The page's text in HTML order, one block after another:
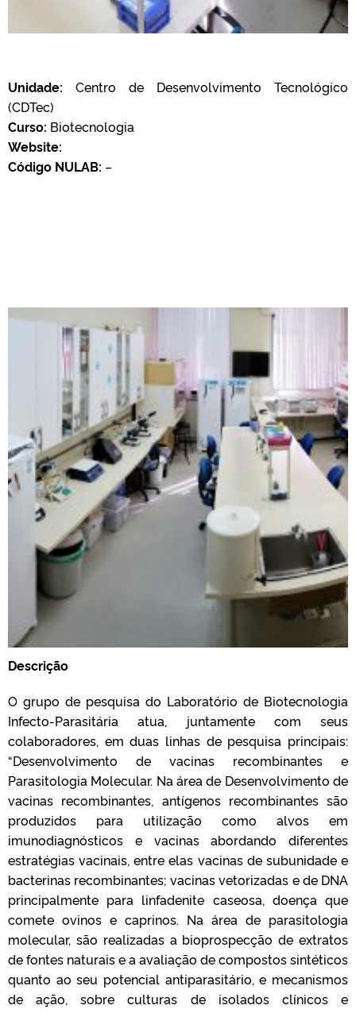
Unidade: Centro de Desenvolvimento Tecnológico
(CDTec)
Curso: Biotecnologia
Website:
Código NULAB: –
Descrição
O grupo de pesquisa do Laboratório de Biotecnologia
Infecto-Parasitária atua, juntamente com seus
colaboradores, em duas linhas de pesquisa principais:
“Desenvolvimento de vacinas recombinantes e
Parasitologia Molecular. Na área de Desenvolvimento de
vacinas recombinantes, antígenos recombinantes são
produzidos para utilização como alvos em
imunodiagnósticos e vacinas abordando diferentes
estratégias vacinais, entre elas vacinas de subunidade e
bacterinas recombinantes; vacinas vetorizadas e de DNA
principalmente para linfadenite caseosa, doença que
comete ovinos e caprinos. Na área de parasitologia
molecular, são realizadas a bioprospecção de extratos
de fontes naturais e a avaliação de compostos sintéticos
quanto ao seu potencial antiparasitário, e mecanismos
de ação, sobre culturas de isolados clínicos e